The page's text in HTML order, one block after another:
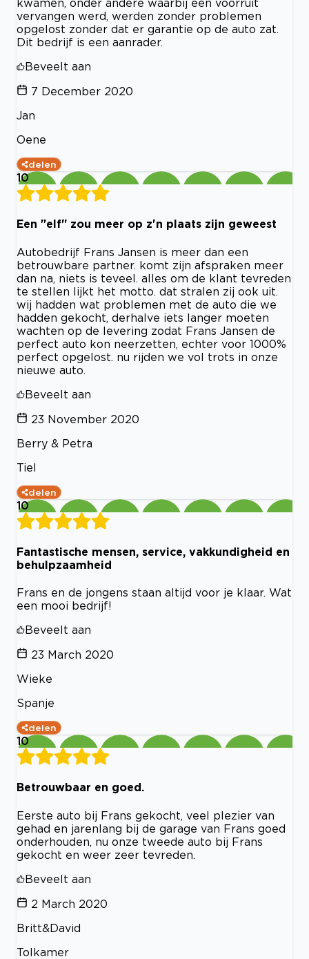
kwamen, onder andere waarbij een voorruit
vervangen werd, werden zonder problemen
opgelost zonder dat er garantie op de auto zat.
Dit bedrijf is een aanrader.
Beveelt aan
7 December 2020
Jan
Oene
delen
10
Een "elf" zou meer op z'n plaats zijn geweest
Autobedrijf Frans Jansen is meer dan een
betrouwbare partner. komt zijn afspraken meer
dan na, niets is teveel. alles om de klant tevreden
te stellen lijkt het motto. dat stralen zij ook uit.
wij hadden wat problemen met de auto die we
hadden gekocht, derhalve iets langer moeten
wachten op de levering zodat Frans Jansen de
perfect auto kon neerzetten, echter voor 1000%
perfect opgelost. nu rijden we vol trots in onze
nieuwe auto.
Beveelt aan
23 November 2020
Berry & Petra
Tiel
delen
10
Fantastische mensen, service, vakkundigheid en
behulpzaamheid
Frans en de jongens staan altijd voor je klaar. Wat
een mooi bedrijf!
Beveelt aan
23 March 2020
Wieke
Spanje
delen
10
Betrouwbaar en goed.
Eerste auto bij Frans gekocht, veel plezier van
gehad en jarenlang bij de garage van Frans goed
onderhouden, nu onze tweede auto bij Frans
gekocht en weer zeer tevreden.
Beveelt aan
2 March 2020
Britt&David
Tolkamer